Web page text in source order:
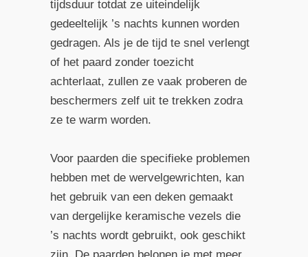
tijdsduur totdat ze uiteindelijk
gedeeltelijk ’s nachts kunnen worden
gedragen. Als je de tijd te snel verlengt
of het paard zonder toezicht
achterlaat, zullen ze vaak proberen de
beschermers zelf uit te trekken zodra
ze te warm worden.
Voor paarden die specifieke problemen
hebben met de wervelgewrichten, kan
het gebruik van een deken gemaakt
van dergelijke keramische vezels die
’s nachts wordt gebruikt, ook geschikt
zijn. De paarden belonen je met meer